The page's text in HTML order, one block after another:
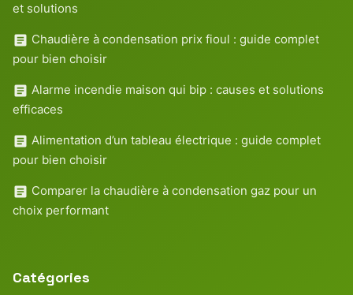
et solutions
Chaudière à condensation prix fioul : guide complet
pour bien choisir
Alarme incendie maison qui bip : causes et solutions
efficaces
Alimentation d’un tableau électrique : guide complet
pour bien choisir
Comparer la chaudière à condensation gaz pour un
choix performant
Catégories